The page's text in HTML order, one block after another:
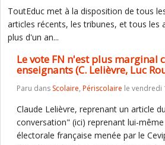
ToutEduc met à la disposition de tous
articles récents, les tribunes, et tous les
plus d'un an...
Le vote FN n'est plus marginal
enseignants (C. Lelièvre, Luc
Paru dans Scolaire, Périscolaire le vendredi
Claude Lelièvre, reprenant un article
conversation" (ici) reprenant lui-
électorale française menée par le